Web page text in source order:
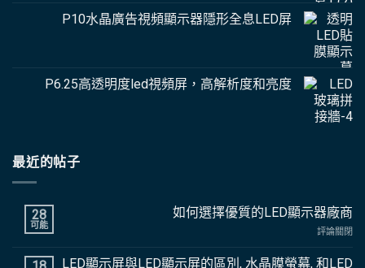
P10水晶廣告視頻顯示器隱形全息LED屏
P6.25高透明度led視頻屏，高解析度和亮度
最近的帖子
28
可能
如何選擇優質的LED顯示器廠商
評論關閉
LED顯示屏與LED顯示屏的區別, 水晶膜螢幕, 和LED